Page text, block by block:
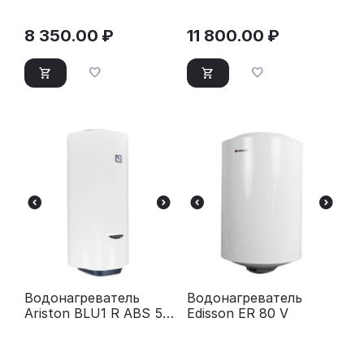
8 350.00 ₽ 11 800.00 ₽
Водонагреватель
Ariston BLU1 R ABS 50
Водонагреватель
Edisson ER 80 V